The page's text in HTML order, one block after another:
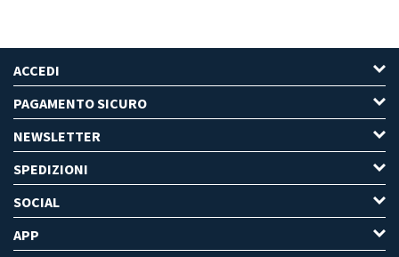
ACCEDI
PAGAMENTO SICURO
NEWSLETTER
SPEDIZIONI
SOCIAL
APP